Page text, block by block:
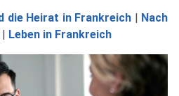
die Heirat in Frankreich | Nach
| Leben in Frankreich